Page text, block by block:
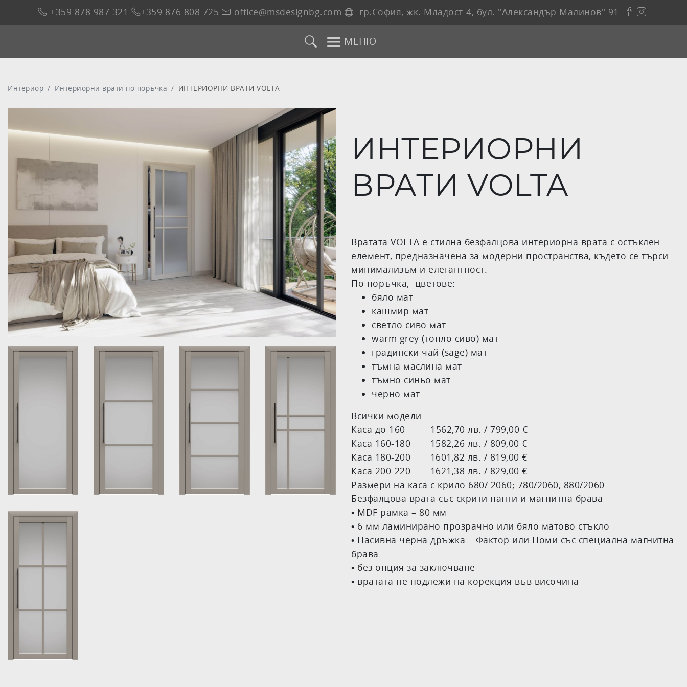
+359 878 987 321 +359 876 808 725 office@msdesignbg.com гр.София, жк. Младост-4, бул. "Александър Малинов" 91
МЕНЮ
Интериор Интериорни врати по поръчка ИНТЕРИОРНИ ВРАТИ VOLTA
ИНТЕРИОРНИ
ВРАТИ VOLTA
Вратата VOLTA е стилна безфалцова интериорна врата с остъклен
елемент, предназначена за модерни пространства, където се търси
минимализъм и елегантност.
По поръчка, цветове:
бяло мат
кашмир мат
светло сиво мат
warm grey (топло сиво) мат
градински чай (sage) мат
тъмна маслина мат
тъмно синьо мат
черно мат
Всички модели
Каса до 160 1562,70 лв. / 799,00 €
Каса 160-180 1582,26 лв. / 809,00 €
Каса 180-200 1601,82 лв. / 819,00 €
Каса 200-220 1621,38 лв. / 829,00 €
Размери на каса с крило 680/ 2060; 780/2060, 880/2060
Безфалцова врата със скрити панти и магнитна брава
• MDF рамка – 80 мм
• 6 мм ламинирано прозрачно или бяло матово стъкло
• Пасивна черна дръжка – Фактор или Номи със специална магнитна
брава
• без опция за заключване
• вратата не подлежи на корекция във височина